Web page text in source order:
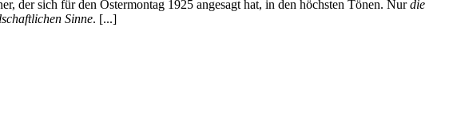
der sich für den Ostermontag 1925 angesagt hat, in den höchsten Tönen. Nurdie
Sinne. [...]